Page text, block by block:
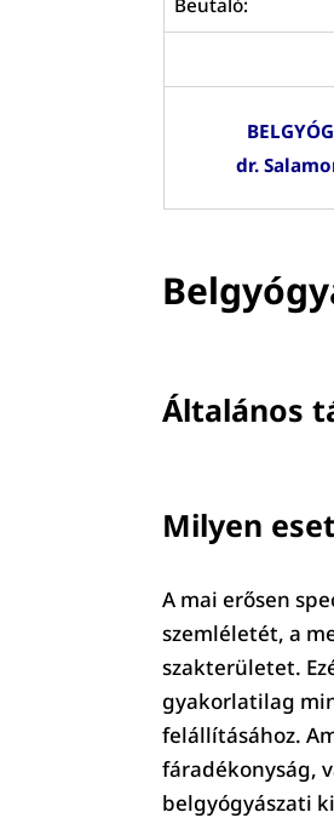
dr.
Általános
Milyen
A mai erősen
szemléletét, a
szakterületet.
gyakorlatilag
felállításához.
fáradékonyság,
belgyógyászati